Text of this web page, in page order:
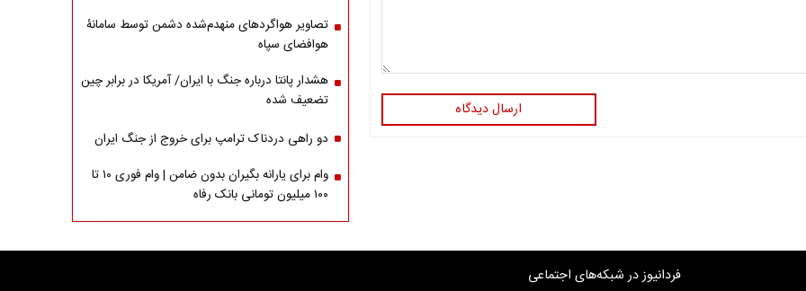
ارسال دیدگاه
تصاویر هواگردهای منهدم‌شده دشمن توسط سامانۀ
هوافضای سپاه
هشدار پانتا درباره جنگ با ایران/ آمریکا در برابر چین
تضعیف شده
دو راهی دردناک ترامپ برای خروج از جنگ ایران
وام برای یارانه بگیران بدون ضامن | وام فوری ۱۰ تا
۱۰۰ میلیون تومانی بانک رفاه
فردانیوز در شبکه‌های اجتماعی